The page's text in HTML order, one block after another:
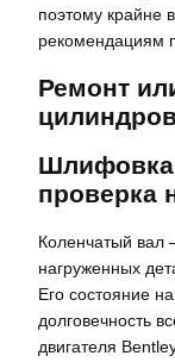
поэтому крайне
рекомендациям
Ремонт
цилиндров
Шлифовка
проверка
Коленчатый вал
нагруженных
Его состояние
долговечность
двигателя